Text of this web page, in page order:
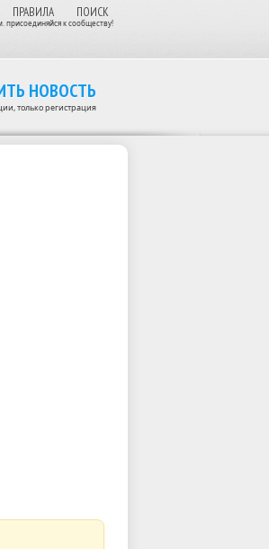
ПРАВИЛА ПОИСК
присоединяйся к сообществу!
НОВОСТЬ
только регистрация